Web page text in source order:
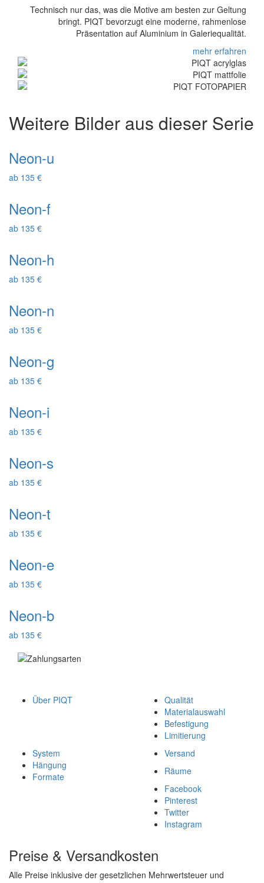
Technisch nur das, was die Motive am besten zur Geltung
bringt. PIQT bevorzugt eine moderne, rahmenlose
Präsentation auf Aluminium in Galeriequalität.
mehr erfahren
Weitere Bilder aus dieser Serie
Neon-u
ab 135 €
Neon-f
ab 135 €
Neon-h
ab 135 €
Neon-n
ab 135 €
Neon-g
ab 135 €
Neon-i
ab 135 €
Neon-s
ab 135 €
Neon-t
ab 135 €
Neon-e
ab 135 €
Neon-b
ab 135 €
Über PIQT
Qualität
Materialauswahl
Befestigung
Limitierung
System
Hängung
Formate
Versand
Räume
Facebook
Pinterest
Twitter
Instagram
Preise & Versandkosten
Alle Preise inklusive der gesetzlichen Mehrwertsteuer und